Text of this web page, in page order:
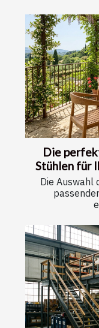
Die
Stühlen für
Die Auswahl